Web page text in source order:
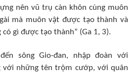
nên vũ trụ càn khôn cùng muôn
mà muôn vật được tạo thành và
có gì được tạo thành” (Ga 1, 3).
sông Gio-đan, nhập đoàn với
với những tên trộm cướp, với quân